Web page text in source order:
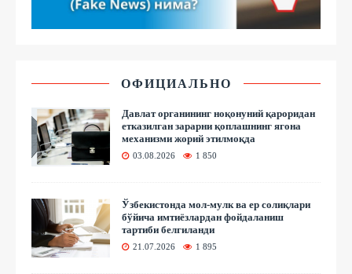
ОФИЦИАЛЬНО
Давлат органининг ноқонуний қароридан
етказилган зарарни қоплашнинг ягона
механизми жорий этилмоқда
03.08.2026 1 850
Ўзбекистонда мол-мулк ва ер солиқлари
бўйича имтиёзлардан фойдаланиш
тартиби белгиланди
21.07.2026 1 895